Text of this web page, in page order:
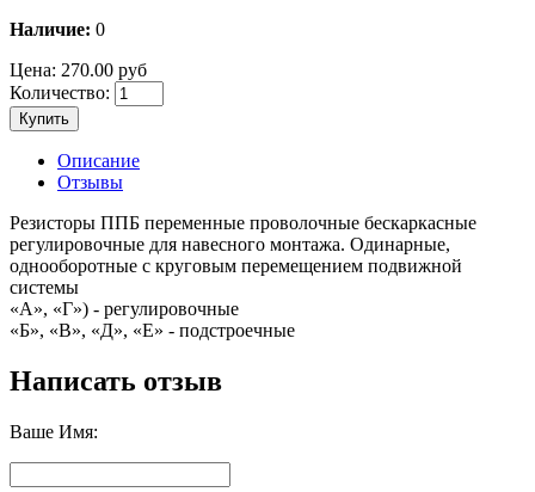
Наличие: 0
Цена: 270.00 руб
Количество:
Купить
Описание
Отзывы
Резисторы ППБ переменные проволочные бескаркасные
регулировочные для навесного монтажа. Одинарные,
однооборотные с круговым перемещением подвижной
системы
«А», «Г») - регулировочные
«Б», «В», «Д», «Е» - подстроечные
Написать отзыв
Ваше Имя: